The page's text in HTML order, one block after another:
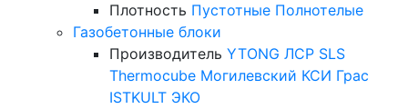
Плотность Пустотные Полнотелые
Газобетонные блоки
Производитель YTONG ЛСР SLS
Thermocube Могилевский КСИ Грас
ISTKULT ЭКО